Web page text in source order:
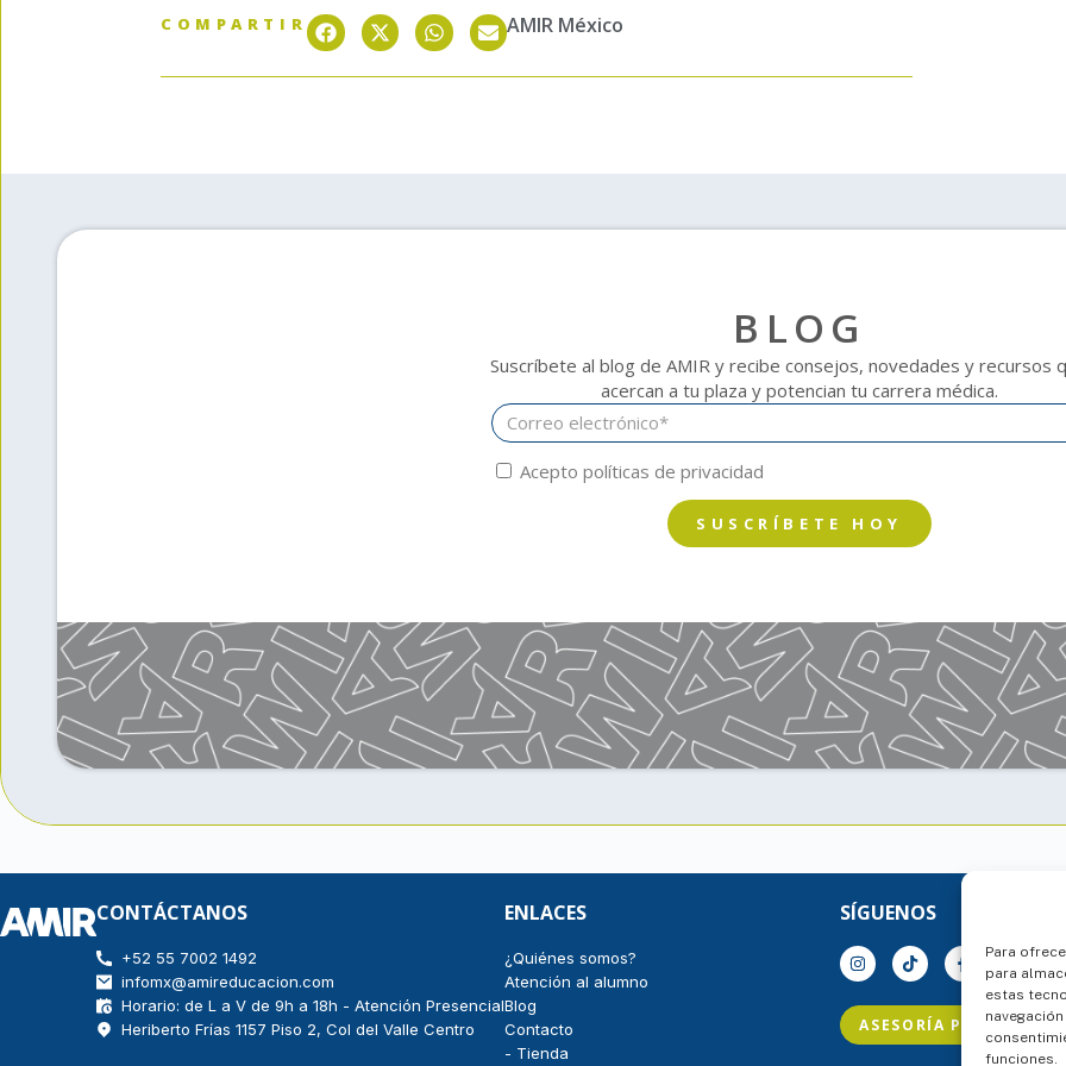
Para
para
estas
funciones.
COMPARTIR AMIR México
BLOG
Suscríbete al blog de AMIR y recibe consejos, novedades y recursos
acercan a tu plaza y potencian tu carrera médica.
Acepto políticas de privacidad
SUSCRÍBETE HOY
CONTÁCTANOS
+52 55 7002 1492
infomx@amireducacion.com
Horario: de L a V de 9h a 18h - Atención Presencial
Heriberto Frías 1157 Piso 2, Col del Valle Centro
ENLACES
¿Quiénes somos?
Atención al alumno
Blog
Contacto
- Tienda
SÍGUENOS
ASESORÍA